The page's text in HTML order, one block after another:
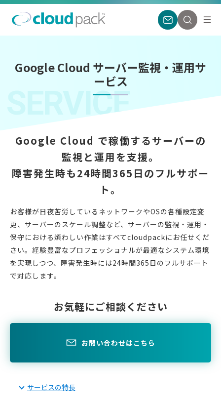
Google Cloud サーバー監視・運用サ
ービス
SERVICE
Google Cloud で稼働するサーバーの
監視と運用を支援。
障害発生時も24時間365日のフルサポー
ト。
お客様が日夜苦労しているネットワークやOSの各種設定変
更、サーバーのスケール調整など、 サーバーの監視・運用・
保守における煩わしい作業はすべてcloudpackにお任せくだ
さい。 経験豊富なプロフェッショナルが最適なシステム環境
を実現しつつ、障害発生時には24時間365日のフルサポート
で対応します。
お気軽にご相談ください
お問い合わせはこちら
サービスの特長